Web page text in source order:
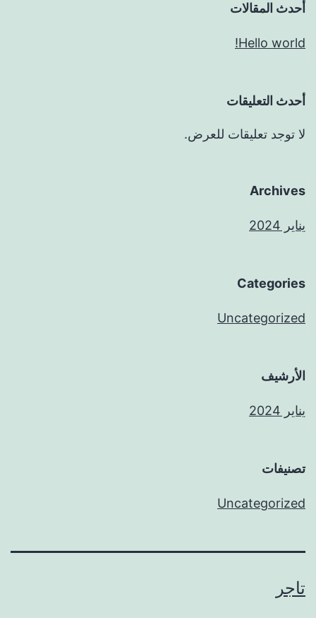
أحدث المقالات
Hello world!
أحدث التعليقات
لا توجد تعليقات للعرض.
Archives
يناير 2024
Categories
Uncategorized
الأرشيف
يناير 2024
تصنيفات
Uncategorized
تاجر